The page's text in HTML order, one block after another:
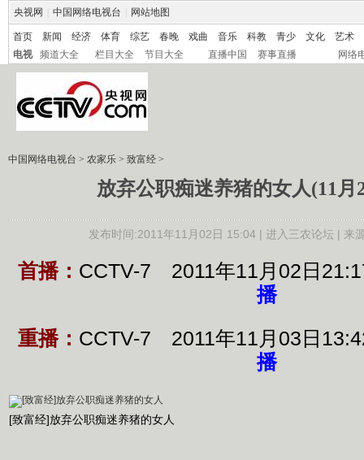
央视网 中国网络电视台 网站地图
首页 新闻 经济 体育 综艺 春晚 戏曲 音乐 科教 青少 文化
艺术
电视
频道大全 栏目大全 节目大全 直播中国 赛事直播 网络
中国网络电视台 > 农家乐 > 致富经 >
放弃公职痴迷养猪的女人(11月
发布时间:2011年11月02日 15:04 | 进入三农论坛| 来
首播： CCTV-7 2011年11月02日
播
重播： CCTV-7 2011年11月03日
播
[致富经]放弃公职痴迷养猪的女人